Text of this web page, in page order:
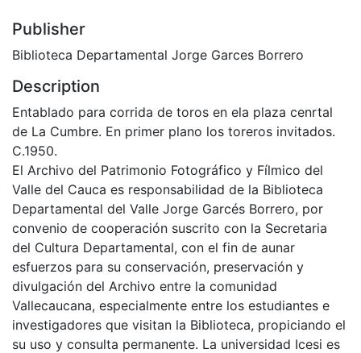
Publisher
Biblioteca Departamental Jorge Garces Borrero
Description
Entablado para corrida de toros en ela plaza cenrtal
de La Cumbre. En primer plano los toreros invitados.
C.1950.
El Archivo del Patrimonio Fotográfico y Fílmico del
Valle del Cauca es responsabilidad de la Biblioteca
Departamental del Valle Jorge Garcés Borrero, por
convenio de cooperación suscrito con la Secretaria
del Cultura Departamental, con el fin de aunar
esfuerzos para su conservación, preservación y
divulgación del Archivo entre la comunidad
Vallecaucana, especialmente entre los estudiantes e
investigadores que visitan la Biblioteca, propiciando el
su uso y consulta permanente. La universidad Icesi es